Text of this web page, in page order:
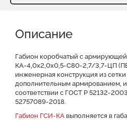
Доставка и оплата
Преимущества Оставить
Файлы для скачивания
Описание
Габион коробчатый с
КА-4,0х2,0х0,5-С80-2,7/3,7-ЦП
инженерная конструкция из
дополнительным армированием,
соответствии с ГОСТ Р 52132-
52757089-2018.
Габион ГСИ-КА выполняется в